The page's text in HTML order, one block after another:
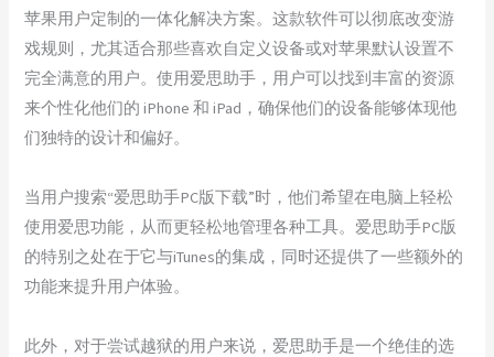
苹果用户定制的一体化解决方案。这款软件可以彻底改变游
戏规则，尤其适合那些喜欢自定义设备或对苹果默认设置不
完全满意的用户。使用爱思助手，用户可以找到丰富的资源
来个性化他们的 iPhone 和 iPad，确保他们的设备能够体现他
们独特的设计和偏好。
当用户搜索“爱思助手PC版下载”时，他们希望在电脑上轻松
使用爱思功能，从而更轻松地管理各种工具。爱思助手PC版
的特别之处在于它与iTunes的集成，同时还提供了一些额外的
功能来提升用户体验。
此外，对于尝试越狱的用户来说，爱思助手是一个绝佳的选